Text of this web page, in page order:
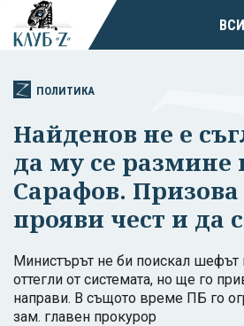
ПОЛИТИКА
Найденов не е
да му се размине
Сарафов. Призова
прояви чест и да
Министърът не би поискал шефът
оттегли от системата, но ще го
направи. В същото време ПБ го
зам. главен прокурор